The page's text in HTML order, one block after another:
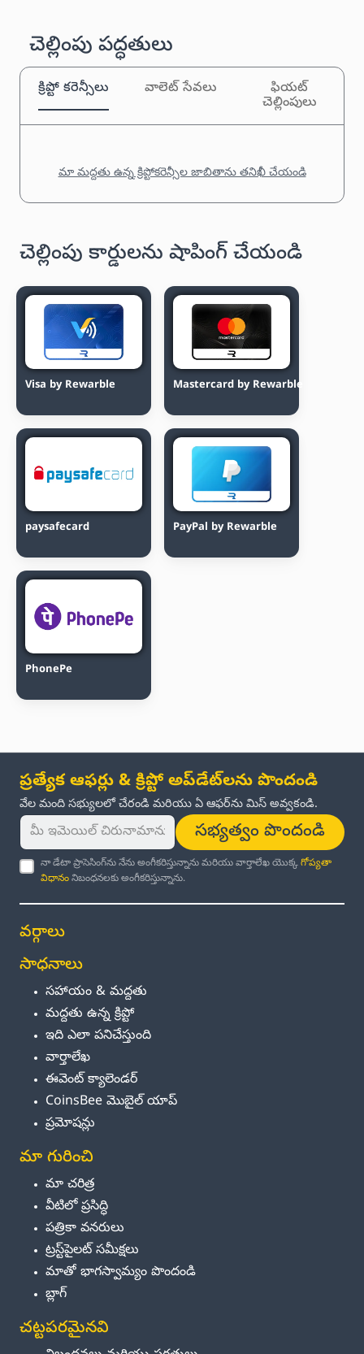
చెల్లింపు పద్ధతులు
క్రిప్టో కరెన్సీలు వాలెట్ సేవలు
ఫియట్
చెల్లింపులు
మా మద్దతు ఉన్న క్రిప్టోకరెన్సీల జాబితాను తనిఖీ చేయండి
చెల్లింపు కార్డులను షాపింగ్ చేయండి
Visa by Rewarble Mastercard by Rewarble
paysafecard PayPal by Rewarble
PhonePe
ప్రత్యేక ఆఫర్లు & క్రిప్టో అప్‌డేట్‌లను పొందండి
వేల మంది సభ్యులలో చేరండి మరియు ఏ ఆఫర్‌ను మిస్ అవ్వకండి.
సభ్యత్వం పొందండి
నా డేటా ప్రాసెసింగ్‌ను నేను అంగీకరిస్తున్నాను మరియు వార్తాలేఖ యొక్కగోప్యతా
విధానంనిబంధనలకు అంగీకరిస్తున్నాను.
వర్గాలు
సాధనాలు
సహాయం & మద్దతు
మద్దతు ఉన్న క్రిప్టో
ఇది ఎలా పనిచేస్తుంది
వార్తాలేఖ
ఈవెంట్ క్యాలెండర్
CoinsBee మొబైల్ యాప్
ప్రమోషన్లు
మా గురించి
మా చరిత్ర
వీటిలో ప్రసిద్ధి
పత్రికా వనరులు
ట్రస్ట్‌పైలట్ సమీక్షలు
మాతో భాగస్వామ్యం పొందండి
బ్లాగ్
చట్టపరమైనవి